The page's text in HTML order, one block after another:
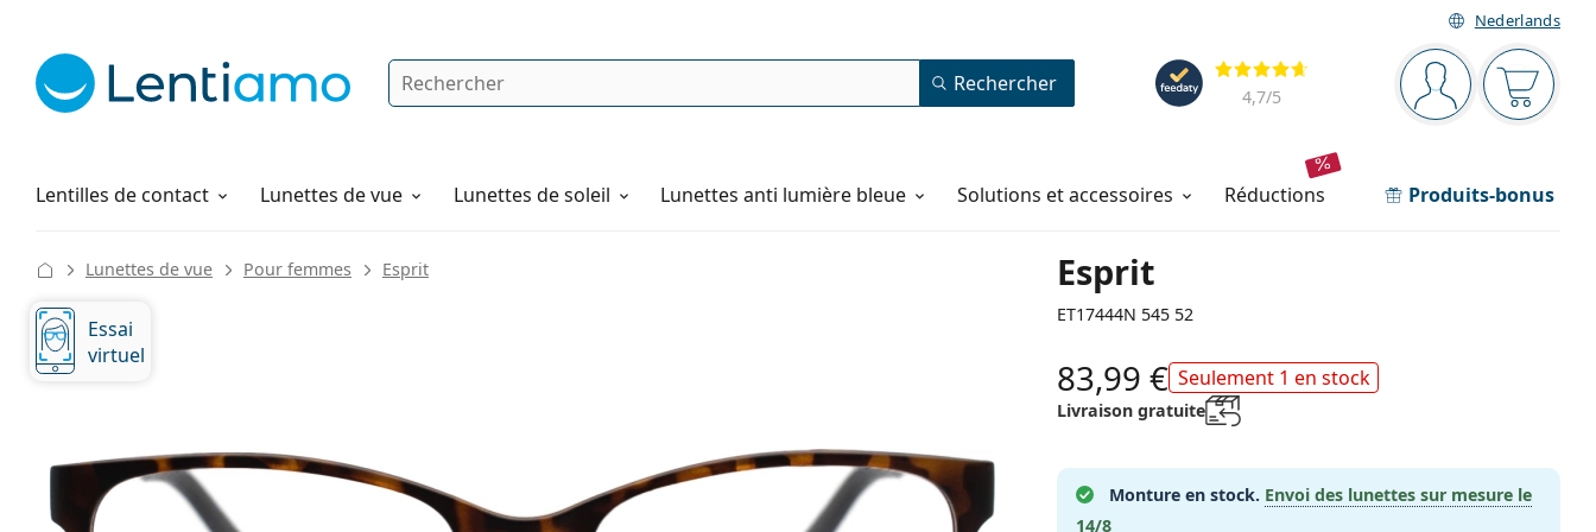
Nederlands
Barre de navigation
Vous êtesVotre
Évaluation
4,7/5
Rechercher Rechercher
Lentilles de contact
Solutions Lunettes de vue Lunettes de soleil Lunettes anti lumière bleue Solutions et accessoires réductions Produits-bonus
Comment commander
Esprit
ET17444N 545 52
Lunettes de vue Pour femmes Esprit
Essai
virtuel
83,99 € Seulement 1 en stock
Livraison gratuite
Monture en stock. Envoi des lunettes sur mesure le
14/8